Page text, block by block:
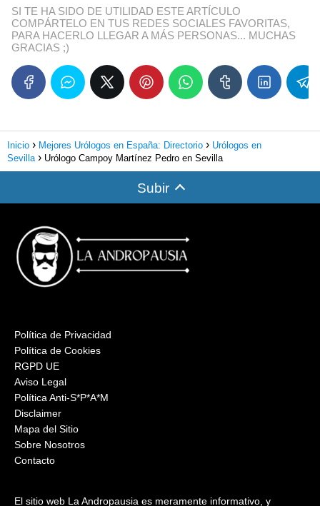
SI TE HA SIDO DE UTILIDAD ESTE ARTÍCULO
COMPÁRTELO EN TUS REDES SOCIALES FAVORITAS,
PARA HACERLO LLEGAR A MÁS PERSONAS... MUCHAS
GRACIAS ;)
Inicio Mejores Urólogos en España: Directorio
Urólogos en
Sevilla
Urólogo Campoy Martínez Pedro en Sevilla
Subir
Política de Privacidad
Política de Cookies
RGPD UE
Aviso Legal
Política Anti-S*P*A*M
Disclaimer
Mapa del Sitio
Sobre Nosotros
Contacto
El sitio web La Andropausia es meramente informativo, y